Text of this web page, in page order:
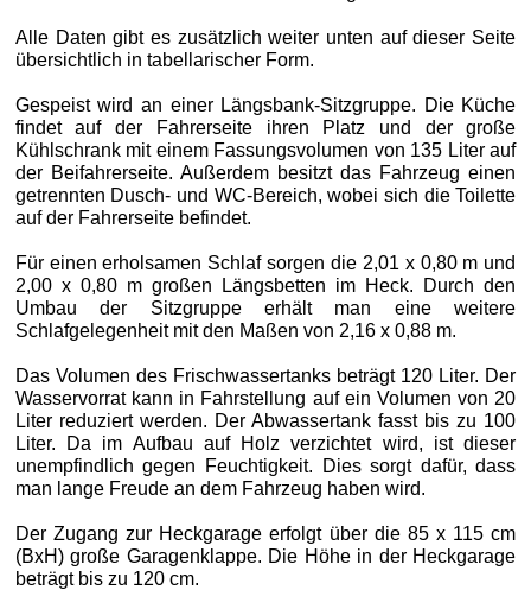
Alle Daten gibt es zusätzlich weiter unten auf dieser Seite
übersichtlich in tabellarischer Form.
Gespeist wird an einer Längsbank-Sitzgruppe. Die Küche
findet auf der Fahrerseite ihren Platz und der große
Kühlschrank mit einem Fassungsvolumen von 135 Liter auf
der Beifahrerseite. Außerdem besitzt das Fahrzeug einen
getrennten Dusch- und WC-Bereich, wobei sich die Toilette
auf der Fahrerseite befindet.
Für einen erholsamen Schlaf sorgen die 2,01 x 0,80 m und
2,00 x 0,80 m großen Längsbetten im Heck. Durch den
Umbau der Sitzgruppe erhält man eine weitere
Schlafgelegenheit mit den Maßen von 2,16 x 0,88 m.
Das Volumen des Frischwassertanks beträgt 120 Liter. Der
Wasservorrat kann in Fahrstellung auf ein Volumen von 20
Liter reduziert werden. Der Abwassertank fasst bis zu 100
Liter. Da im Aufbau auf Holz verzichtet wird, ist dieser
unempfindlich gegen Feuchtigkeit. Dies sorgt dafür, dass
man lange Freude an dem Fahrzeug haben wird.
Der Zugang zur Heckgarage erfolgt über die 85 x 115 cm
(BxH) große Garagenklappe. Die Höhe in der Heckgarage
beträgt bis zu 120 cm.